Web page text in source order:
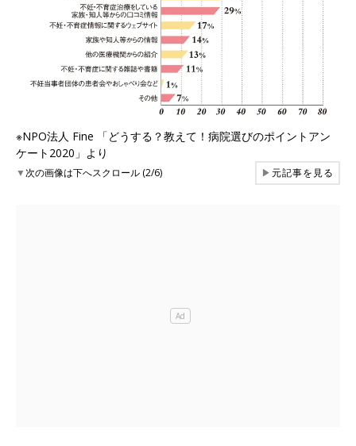
※NPO法人 Fine 「どうする？教えて！病院選びのポイントアン
ケート2020」より
▼次の画像は下へスクロール (2/6) ▶元記事を見る